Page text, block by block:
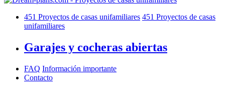
451 Proyectos de casas unifamiliares 451 Proyectos de casas
unifamiliares
Garajes y cocheras abiertas
FAQ Información importante
Contacto